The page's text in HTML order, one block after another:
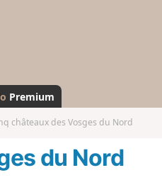
Premium
châteaux des Vosges du Nord
du Nord